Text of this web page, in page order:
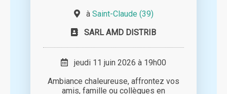
à Saint-Claude (39)
SARL AMD DISTRIB
jeudi 11 juin 2026 à 19h00
Ambiance chaleureuse, affrontez vos
amis, famille ou collègues en